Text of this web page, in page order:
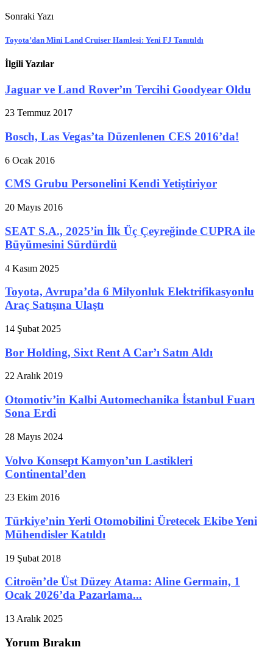
Sonraki Yazı
Toyota’dan Mini Land Cruiser Hamlesi: Yeni FJ Tanıtıldı
İlgili Yazılar
Jaguar ve Land Rover’ın Tercihi Goodyear Oldu
23 Temmuz 2017
Bosch, Las Vegas’ta Düzenlenen CES 2016’da!
6 Ocak 2016
CMS Grubu Personelini Kendi Yetiştiriyor
20 Mayıs 2016
SEAT S.A., 2025’in İlk Üç Çeyreğinde CUPRA ile
Büyümesini Sürdürdü
4 Kasım 2025
Toyota, Avrupa’da 6 Milyonluk Elektrifikasyonlu
Araç Satışına Ulaştı
14 Şubat 2025
Bor Holding, Sixt Rent A Car’ı Satın Aldı
22 Aralık 2019
Otomotiv’in Kalbi Automechanika İstanbul Fuarı
Sona Erdi
28 Mayıs 2024
Volvo Konsept Kamyon’un Lastikleri
Continental’den
23 Ekim 2016
Türkiye’nin Yerli Otomobilini Üretecek Ekibe Yeni
Mühendisler Katıldı
19 Şubat 2018
Citroën’de Üst Düzey Atama: Aline Germain, 1
Ocak 2026’da Pazarlama...
13 Aralık 2025
Yorum Bırakın